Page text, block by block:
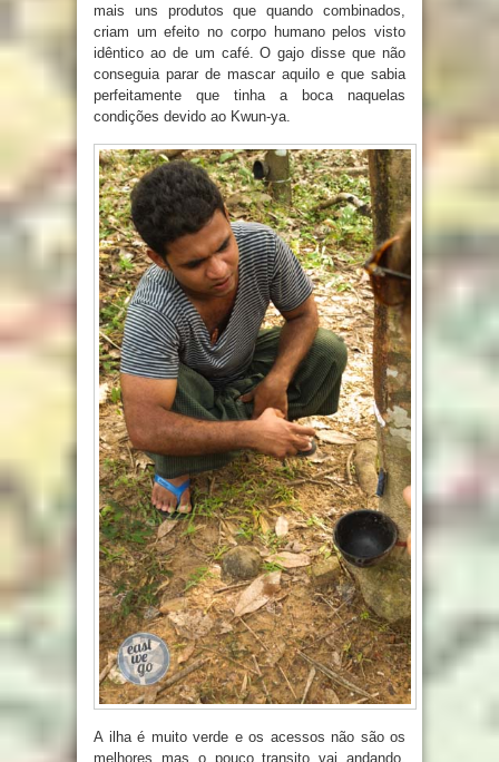
mais uns produtos que quando combinados,
criam um efeito no corpo humano pelos visto
idêntico ao de um café. O gajo disse que não
conseguia parar de mascar aquilo e que sabia
perfeitamente que tinha a boca naquelas
condições devido ao Kwun-ya.
A ilha é muito verde e os acessos não são os
melhores mas o pouco transito vai andando,